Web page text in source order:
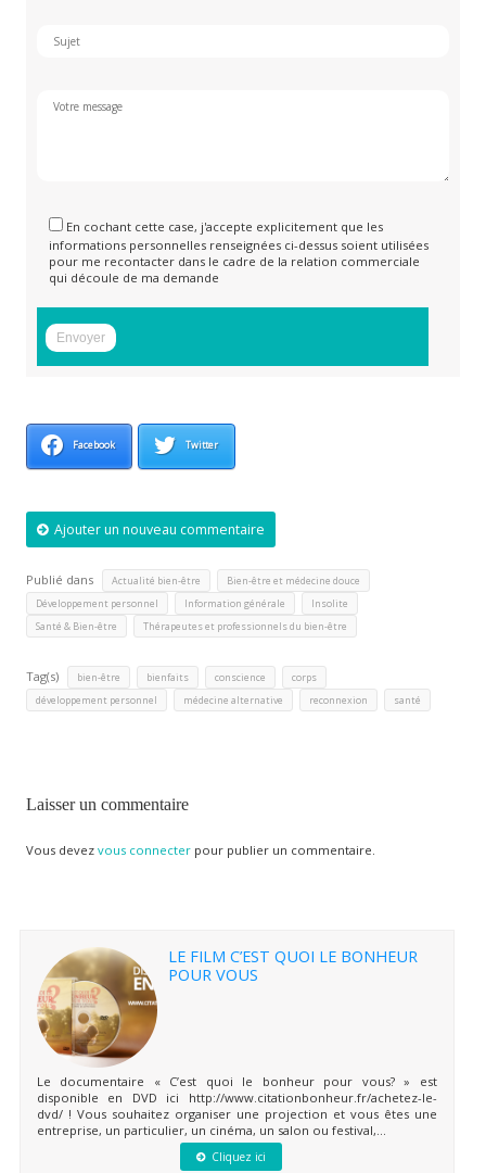
En cochant cette case, j'accepte explicitement que les
informations personnelles renseignées ci-dessus soient utilisées
pour me recontacter dans le cadre de la relation commerciale
qui découle de ma demande
Facebook Twitter
Ajouter un nouveau commentaire
Publié dans Actualité bien-être Bien-être et médecine douce
Développement personnel Information générale Insolite
Santé & Bien-être Thérapeutes et professionnels du bien-être
Tag(s) bien-être bienfaits conscience corps
développement personnel médecine alternative reconnexion santé
Laisser un commentaire
Vous devez vous connecterpour publier un commentaire.
LE FILM C’EST QUOI LE BONHEUR
POUR VOUS
Le documentaire « C’est quoi le bonheur pour vous? » est
disponible en DVD ici http://www.citationbonheur.fr/achetez-le-
dvd/ ! Vous souhaitez organiser une projection et vous êtes une
entreprise, un particulier, un cinéma, un salon ou festival,...
Cliquez ici